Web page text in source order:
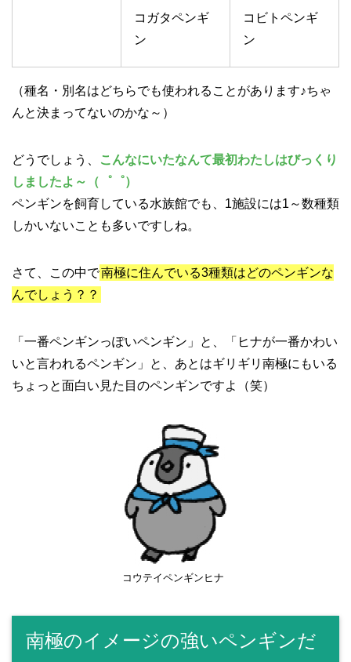
コガタペンギ
ン
コビトペンギ
ン
（種名・別名はどちらでも使われることがあります♪ちゃ
んと決まってないのかな～）
どうでしょう、
こんなにいたなんて最初わたしはびっくり
しましたよ～（゜゜）
ペンギンを飼育している水族館でも、1施設には1～数種類
しかいないことも多いですしね。
さて、この中で南極に住んでいる3種類はどのペンギンな
んでしょう？？
「一番ペンギンっぽいペンギン」と、「ヒナが一番かわい
いと言われるペンギン」と、あとはギリギリ南極にもいる
ちょっと面白い見た目のペンギンですよ（笑）
コウテイペンギンヒナ
南極のイメージの強いペンギンだ